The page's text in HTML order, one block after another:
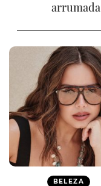
arrumada
BELEZA